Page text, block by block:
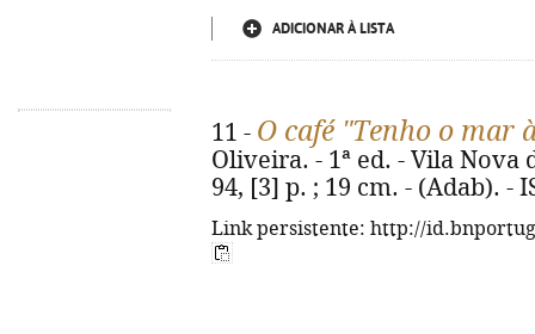
ADICIONAR À LISTA
11 - O café "Tenho o mar
Oliveira. - 1ª ed. - Vila Nova
94, [3] p. ; 19 cm. - (Adab). -
Link persistente: http://